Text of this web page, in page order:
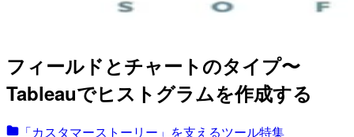
フィールドとチャートのタイプ〜
Tableauでヒストグラムを作成する
「カスタマーストーリー」を支えるツール特集